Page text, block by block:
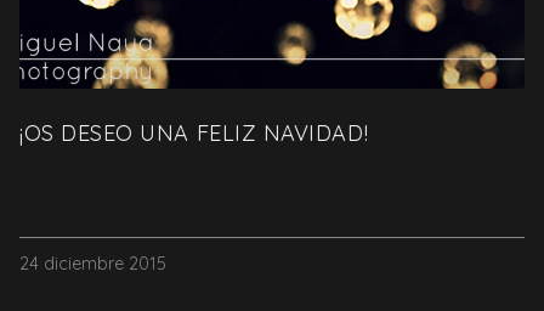
¡OS DESEO UNA FELIZ NAVIDAD!
24 diciembre 2015